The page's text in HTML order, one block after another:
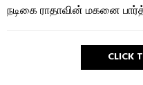
நடிகை ராதாவின் மகனை
CLICK